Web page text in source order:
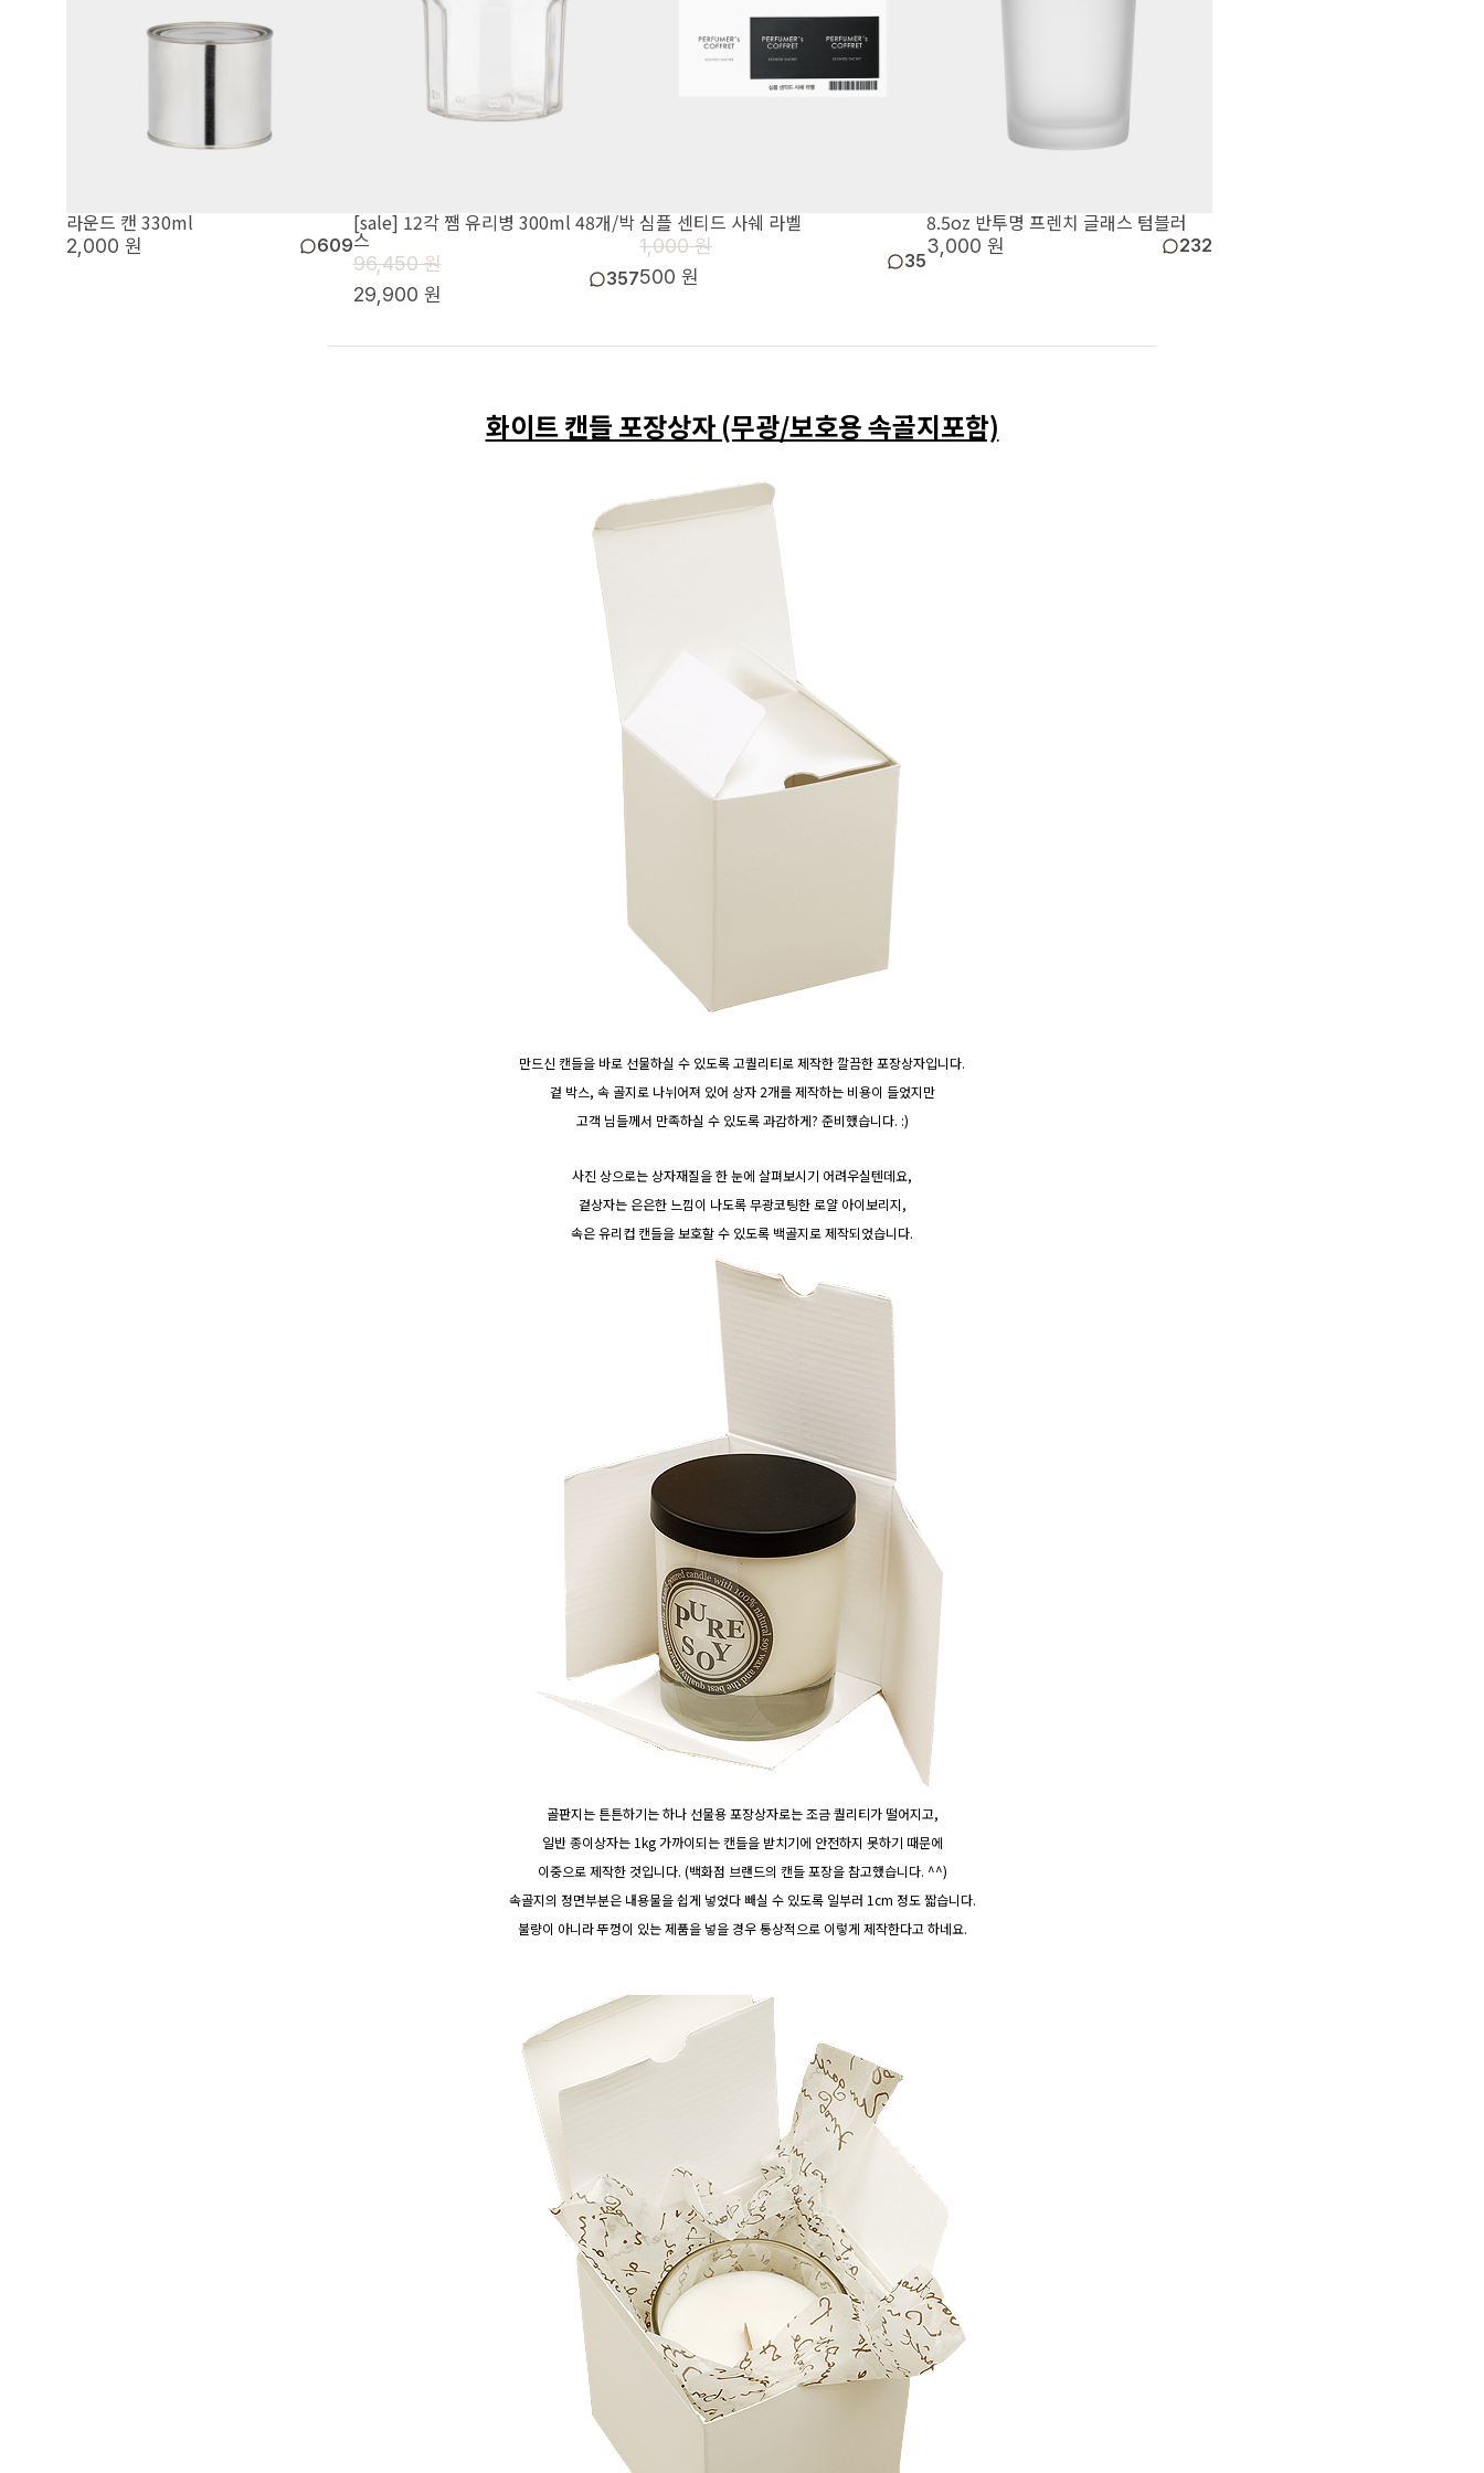
라운드 캔 330ml
2,000 원 609
[sale] 12각 쨈 유리병 300ml 48개/박
스
96,450 원
29,900 원
357
심플 센티드 사쉐 라벨
1,000 원
500 원
35
8.5oz 반투명 프렌치 글래스 텀블러
3,000 원 232
화이트 캔들 포장상자 (무광/보호용 속골지포함)
만드신 캔들을 바로 선물하실 수 있도록 고퀄리티로 제작한 깔끔한 포장상자입니다.
겉 박스, 속 골지로 나뉘어져 있어 상자 2개를 제작하는 비용이 들었지만
고객 님들께서 만족하실 수 있도록 과감하게? 준비했습니다. :)
사진 상으로는 상자재질을 한 눈에 살펴보시기 어려우실텐데요,
겉상자는 은은한 느낌이 나도록 무광코팅한 로얄 아이보리지,
속은 유리컵 캔들을 보호할 수 있도록 백골지로 제작되었습니다.
골판지는 튼튼하기는 하나 선물용 포장상자로는 조금 퀄리티가 떨어지고,
일반 종이상자는 1kg 가까이되는 캔들을 받치기에 안전하지 못하기 때문에
이중으로 제작한 것입니다. (백화점 브랜드의 캔들 포장을 참고했습니다. ^^)
속골지의 정면부분은 내용물을 쉽게 넣었다 빼실 수 있도록 일부러 1cm 정도 짧습니다.
불량이 아니라 뚜껑이 있는 제품을 넣을 경우 통상적으로 이렇게 제작한다고 하네요.